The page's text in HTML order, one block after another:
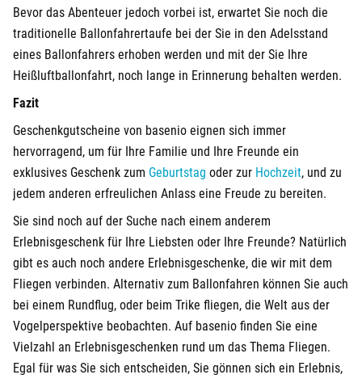
Bevor das Abenteuer jedoch vorbei ist, erwartet Sie noch die
traditionelle Ballonfahrertaufe bei der Sie in den Adelsstand
eines Ballonfahrers erhoben werden und mit der Sie Ihre
Heißluftballonfahrt, noch lange in Erinnerung behalten werden.
Fazit
Geschenkgutscheine von basenio eignen sich immer
hervorragend, um für Ihre Familie und Ihre Freunde ein
exklusives Geschenk zum Geburtstag oder zur Hochzeit, und zu
jedem anderen erfreulichen Anlass eine Freude zu bereiten.
Sie sind noch auf der Suche nach einem anderem
Erlebnisgeschenk für Ihre Liebsten oder Ihre Freunde? Natürlich
gibt es auch noch andere Erlebnisgeschenke, die wir mit dem
Fliegen verbinden. Alternativ zum Ballonfahren können Sie auch
bei einem Rundflug, oder beim Trike fliegen, die Welt aus der
Vogelperspektive beobachten. Auf basenio finden Sie eine
Vielzahl an Erlebnisgeschenken rund um das Thema Fliegen.
Egal für was Sie sich entscheiden, Sie gönnen sich ein Erlebnis,